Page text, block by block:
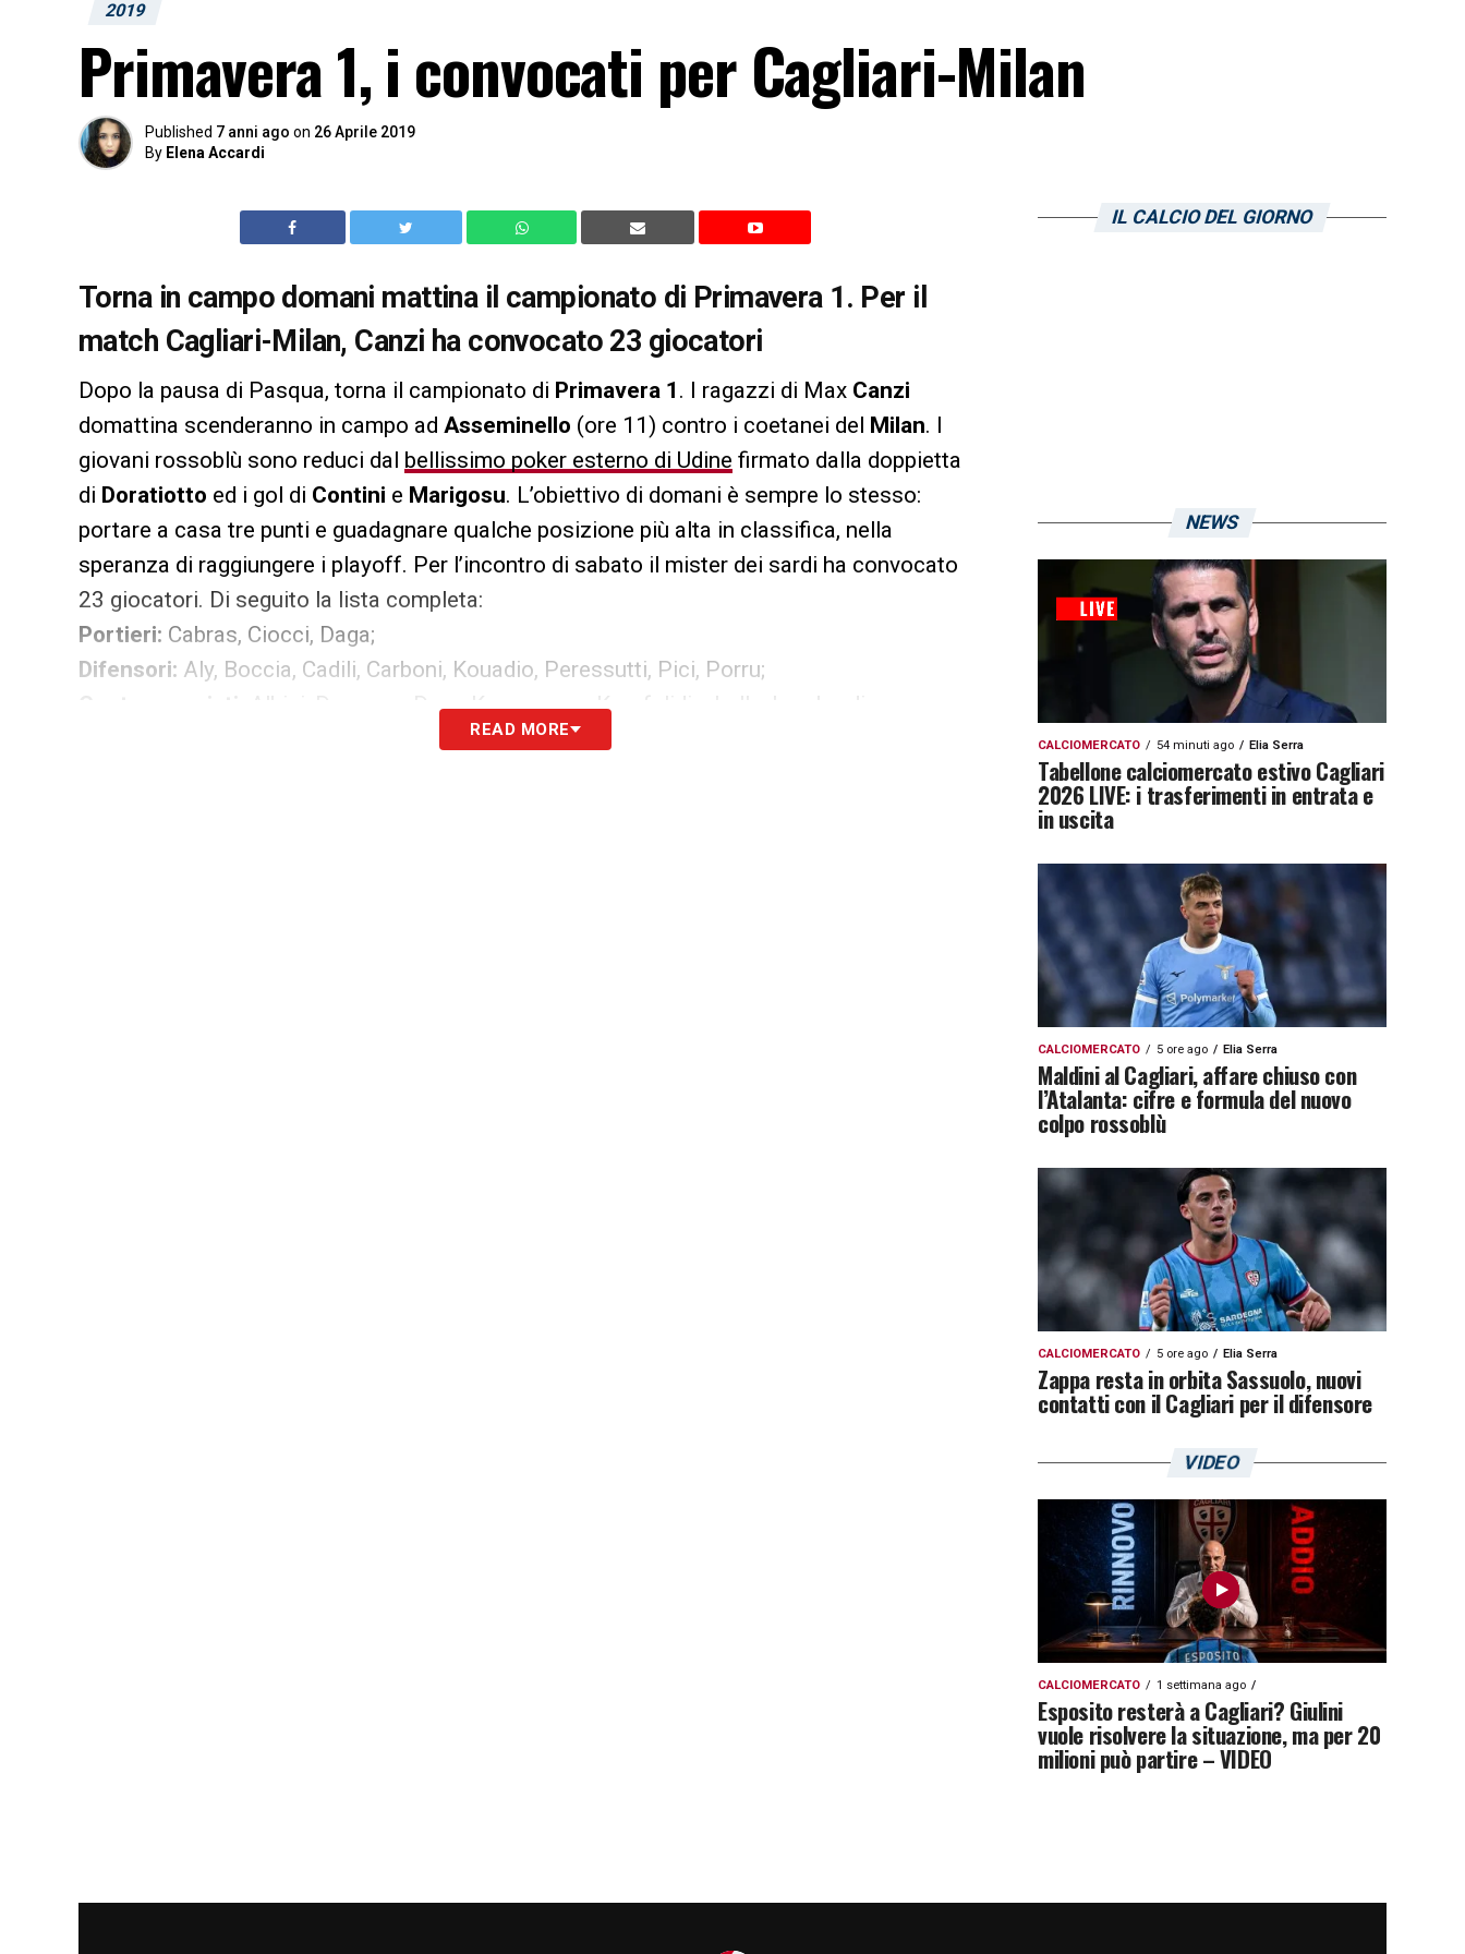
2019
Primavera 1, i convocati per Cagliari-Milan
Published 7 anni ago on 26 Aprile 2019
By Elena Accardi
Tornain campo domani mattina il campionato di Primavera 1. Per il
match Cagliari-Milan, Canzi ha convocato 23 giocatori
Dopo la pausa di Pasqua, torna il campionato di Primavera 1 . I ragazzi di Max Canzi
domattina scenderanno in campo ad Asseminello (ore 11) contro i coetanei del Milan. I
giovani rossoblù sono reduci dal bellissimo poker esterno di Udine firmato dalla doppietta
di Doratiotto ed i gol di Contini e Marigosu. L’obiettivo di domani è sempre lo stesso:
portare a casa tre punti e guadagnare qualche posizione più alta in classifica, nella
speranza di raggiungere i playoff. Per l’incontro di sabato il mister dei sardi ha convocato
23 giocatori. Di seguito la lista completa:
Portieri: Cabras, Ciocci, Daga;
Difensori: Aly, Boccia, Cadili, Carboni, Kouadio, Peressutti, Pici, Porru;
Albini, Desogus, Dore, Kanyamuna, Kourfalidis, Lella, Lombardi,
READ MORE
IL CALCIO DEL GIORNO
NEWS
CALCIOMERCATO 54 minuti ago Elia Serra
Tabellone calciomercato estivo Cagliari
2026 LIVE: i trasferimenti in entrata e
in uscita
CALCIOMERCATO 5 ore ago Elia Serra
Maldini al Cagliari, affare chiuso con
l’Atalanta: cifre e formula del nuovo
colpo rossoblù
CALCIOMERCATO 5 ore ago Elia Serra
Zappa resta in orbita Sassuolo, nuovi
contatti con il Cagliari per il difensore
VIDEO
CALCIOMERCATO 1 settimana ago
Esposito resterà a Cagliari? Giulini
vuole risolvere la situazione, ma per 20
milioni può partire – VIDEO